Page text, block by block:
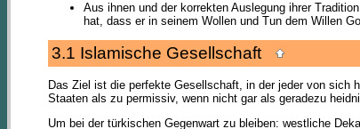
Aus ihnen und der korrekten Auslegung ihrer
hat, dass er in seinem Wollen und Tun dem Willen
3.1 Islamische Gesellschaft
Das Ziel ist die perfekte Gesellschaft, in der jeder von
Staaten als zu permissiv, wenn nicht gar als geradezu
Um bei der türkischen Gegenwart zu bleiben: westliche